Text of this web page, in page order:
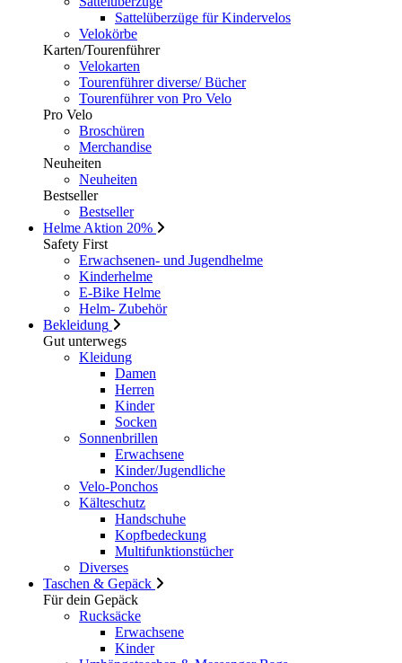
Sattelüberzüge für Kindervelos
Velokörbe
Karten/Tourenführer
Velokarten
Tourenführer diverse/ Bücher
Tourenführer von Pro Velo
Pro Velo
Broschüren
Merchandise
Neuheiten
Neuheiten
Bestseller
Bestseller
Helme Aktion 20%
Safety First
Erwachsenen- und Jugendhelme
Kinderhelme
E-Bike Helme
Helm- Zubehör
Bekleidung
Gut unterwegs
Kleidung
Damen
Herren
Kinder
Socken
Sonnenbrillen
Erwachsene
Kinder/Jugendliche
Velo-Ponchos
Kälteschutz
Handschuhe
Kopfbedeckung
Multifunktionstücher
Diverses
Taschen & Gepäck
Für dein Gepäck
Rucksäcke
Erwachsene
Kinder